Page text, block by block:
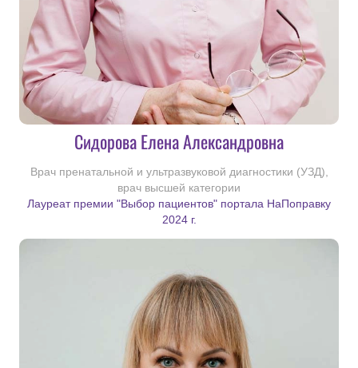
Сидорова Елена Александровна
Врач пренатальной и ультразвуковой диагностики (УЗД),
врач высшей категории
Лауреат премии "Выбор пациентов" портала НаПоправку
2024 г.